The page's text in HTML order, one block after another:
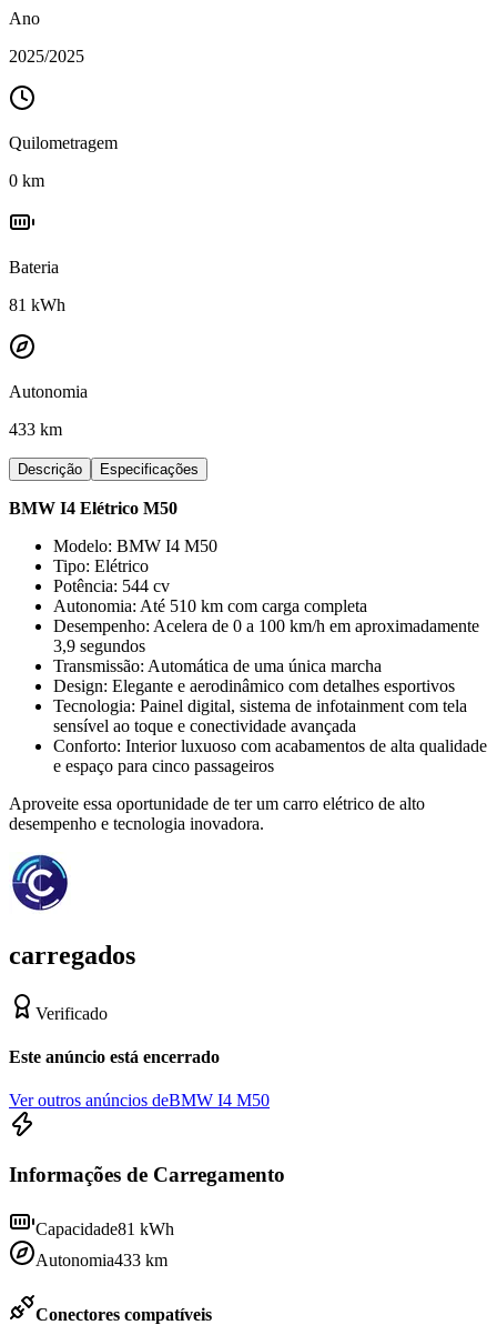
Ano
2025/2025
Quilometragem
0 km
Bateria
81 kWh
Autonomia
433 km
Descrição Especificações
BMW I4 Elétrico M50
Modelo: BMW I4 M50
Tipo: Elétrico
Potência: 544 cv
Autonomia: Até 510 km com carga completa
Desempenho: Acelera de 0 a 100 km/h em aproximadamente
3,9 segundos
Transmissão: Automática de uma única marcha
Design: Elegante e aerodinâmico com detalhes esportivos
Tecnologia: Painel digital, sistema de infotainment com tela
sensível ao toque e conectividade avançada
Conforto: Interior luxuoso com acabamentos de alta qualidade
e espaço para cinco passageiros
Aproveite essa oportunidade de ter um carro elétrico de alto
desempenho e tecnologia inovadora.
carregados
Verificado
Este anúncio está encerrado
Ver outros anúncios deBMW I4 M50
Informações de Carregamento
Capacidade81 kWh
Autonomia433 km
Conectores compatíveis